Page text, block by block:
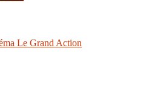
Le Grand Action